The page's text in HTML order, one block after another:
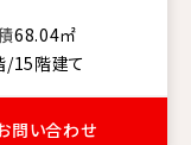
68.04㎡
/15階建て
問い合わせ